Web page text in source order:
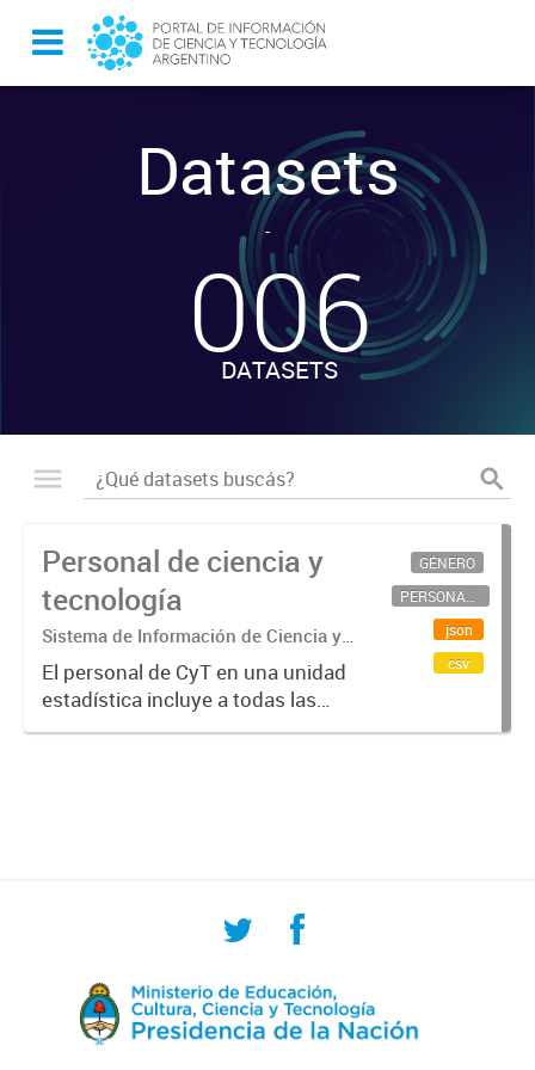
Datasets
-
006
DATASETS
Personal de ciencia y
tecnología
Sistema de Información de Ciencia y
Tecnología Argentino (SICYTAR)
El personal de CyT en una unidad
estadística incluye a todas las
personas involucradas
GÉNERO
PERSONAL CIENTÍFICO-TECNOLÓGICO
json
csv